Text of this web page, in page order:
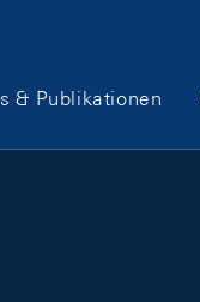
& Publikationen